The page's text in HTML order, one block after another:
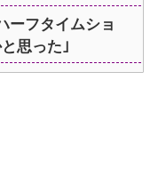
ーフタイムショ
思った｣